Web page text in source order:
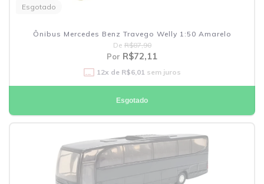
Esgotado
Ônibus Mercedes Benz Travego Welly 1:50 Amarelo
De R$87,90
Por R$72,11
12x de R$6,01 sem juros
Esgotado